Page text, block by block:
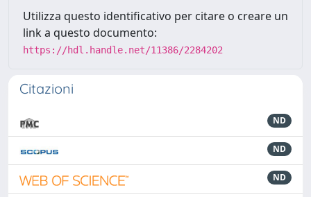
Utilizza questo identificativo per citare o creare un
link a questo documento:
https://hdl.handle.net/11386/2284202
Citazioni
ND
ND
ND